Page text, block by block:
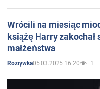
Wrócili na miesiąc
książę Harry
małżeństwa
Rozrywka05.03.2025 16:20 1